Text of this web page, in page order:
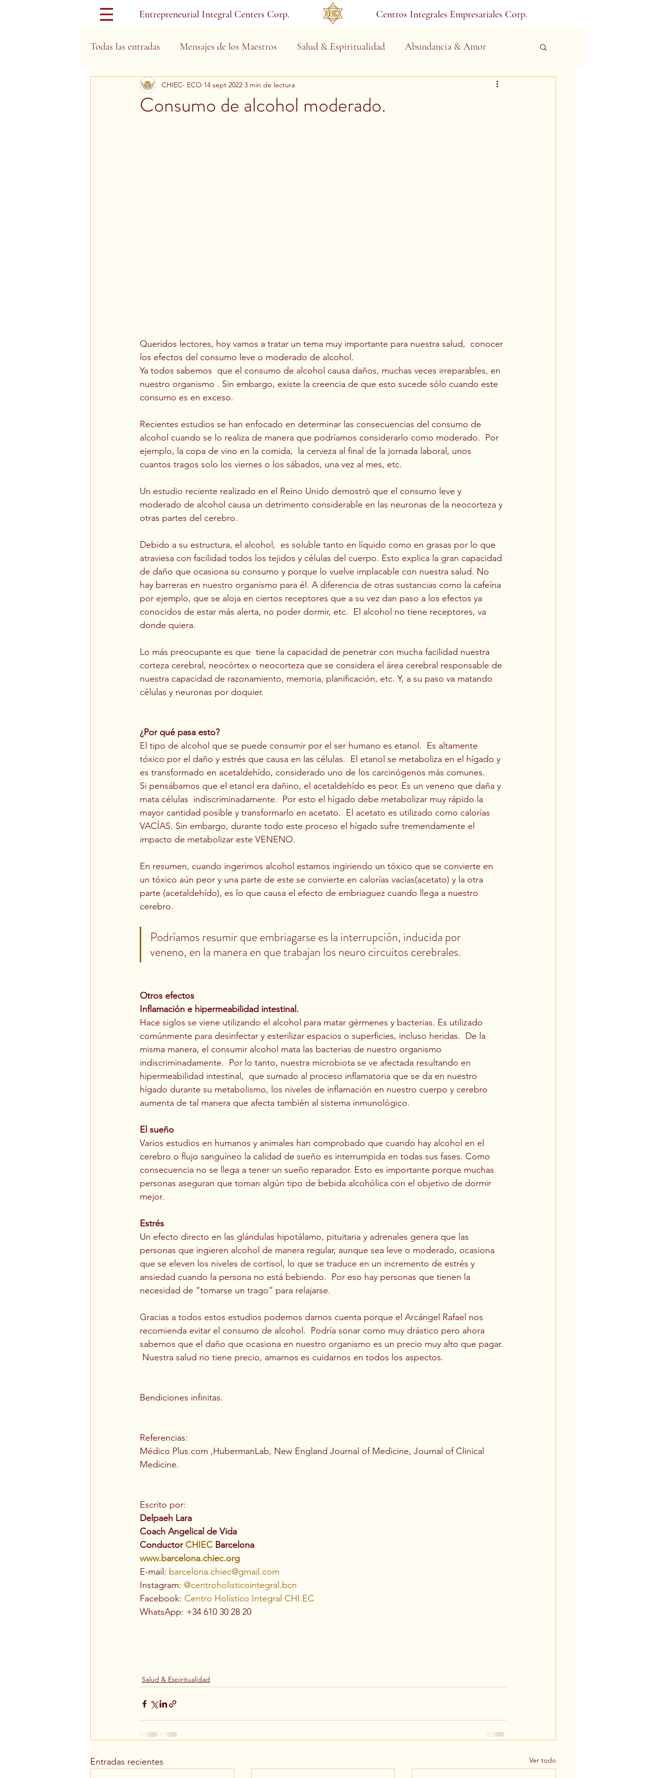
Entrepreneurial Integral Centers Corp. Centros Integrales Empresariales Corp.
Todas las entradas Mensajes de los Maestros Salud & Espiritualidad Abundancia & Amor
Días Festivos
Consumo de alcohol moderado.
CHIEC- ECO 14 sept 2022 3 min de lectura
Queridos lectores, hoy vamos a tratar un tema muy importante para nuestra salud,  conocer
los efectos del consumo leve o moderado de alcohol.
Ya todos sabemos  que el consumo de alcohol causa daños, muchas veces irreparables, en
nuestro organismo . Sin embargo, existe la creencia de que esto sucede sólo cuando este
consumo es en exceso.
Recientes estudios se han enfocado en determinar las consecuencias del consumo de
alcohol cuando se lo realiza de manera que podríamos considerarlo como moderado.  Por
ejemplo, la copa de vino en la comida,  la cerveza al final de la jornada laboral, unos
cuantos tragos solo los viernes o los sábados, una vez al mes, etc.
Un estudio reciente realizado en el Reino Unido demostró que el consumo leve y
moderado de alcohol causa un detrimento considerable en las neuronas de la neocorteza y
otras partes del cerebro.
Debido a su estructura, el alcohol,  es soluble tanto en líquido como en grasas por lo que
atraviesa con facilidad todos los tejidos y células del cuerpo. Esto explica la gran capacidad
de daño que ocasiona su consumo y porque lo vuelve implacable con nuestra salud. No
hay barreras en nuestro organismo para él. A diferencia de otras sustancias como la cafeína
por ejemplo, que se aloja en ciertos receptores que a su vez dan paso a los efectos ya
conocidos de estar más alerta, no poder dormir, etc.  El alcohol no tiene receptores, va
donde quiera.
Lo más preocupante es que  tiene la capacidad de penetrar con mucha facilidad nuestra
corteza cerebral, neocórtex o neocorteza que se considera el área cerebral responsable de
nuestra capacidad de razonamiento, memoria, planificación, etc. Y, a su paso va matando
células y neuronas por doquier.
¿Por qué pasa esto?
El tipo de alcohol que se puede consumir por el ser humano es etanol.  Es altamente
tóxico por el daño y estrés que causa en las células.  El etanol se metaboliza en el hígado y
es transformado en acetaldehído, considerado uno de los carcinógenos más comunes.
Si pensábamos que el etanol era dañino, el acetaldehído es peor. Es un veneno que daña y
mata células  indiscriminadamente.  Por esto el hígado debe metabolizar muy rápido la
mayor cantidad posible y transformarlo en acetato.  El acetato es utilizado como calorías
VACÍAS. Sin embargo, durante todo este proceso el hígado sufre tremendamente el
impacto de metabolizar este VENENO.
En resumen, cuando ingerimos alcohol estamos ingiriendo un tóxico que se convierte en
un tóxico aún peor y una parte de este se convierte en calorías vacías(acetato) y la otra
parte (acetaldehído), es lo que causa el efecto de embriaguez cuando llega a nuestro
cerebro.
Podríamos resumir que embriagarse es la interrupción, inducida por
veneno, en la manera en que trabajan los neuro circuitos cerebrales.
Otros efectos
Inflamación e hipermeabilidad intestinal.
Hace siglos se viene utilizando el alcohol para matar gérmenes y bacterias. Es utilizado
comúnmente para desinfectar y esterilizar espacios o superficies, incluso heridas.  De la
misma manera, el consumir alcohol mata las bacterias de nuestro organismo
indiscriminadamente.  Por lo tanto, nuestra microbiota se ve afectada resultando en
hipermeabilidad intestinal,  que sumado al proceso inflamatoria que se da en nuestro
hígado durante su metabolismo, los niveles de inflamación en nuestro cuerpo y cerebro
aumenta de tal manera que afecta también al sistema inmunológico.
El sueño
Varios estudios en humanos y animales han comprobado que cuando hay alcohol en el
cerebro o flujo sanguíneo la calidad de sueño es interrumpida en todas sus fases. Como
consecuencia no se llega a tener un sueño reparador. Esto es importante porque muchas
personas aseguran que toman algún tipo de bebida alcohólica con el objetivo de dormir
mejor.
Estrés
Un efecto directo en las glándulas hipotálamo, pituitaria y adrenales genera que las
personas que ingieren alcohol de manera regular, aunque sea leve o moderado, ocasiona
que se eleven los niveles de cortisol, lo que se traduce en un incremento de estrés y
ansiedad cuando la persona no está bebiendo.  Por eso hay personas que tienen la
necesidad de “tomarse un trago” para relajarse.
Gracias a todos estos estudios podemos darnos cuenta porque el Arcángel Rafael nos
recomienda evitar el consumo de alcohol.  Podría sonar como muy drástico pero ahora
sabemos que el daño que ocasiona en nuestro organismo es un precio muy alto que pagar.
Nuestra salud no tiene precio, amarnos es cuidarnos en todos los aspectos.
Bendiciones infinitas.
Referencias:
Médico Plus.com ,HubermanLab, New England Journal of Medicine, Journal of Clinical
Medicine.
Escrito por:
Delpaeh Lara
Coach Angelical de Vida
Conductor CHIEC Barcelona
www.barcelona.chiec.org
E-mail: barcelona.chiec@gmail.com
Instagram: @centroholisticointegral.bcn
Facebook: Centro Holístico Integral CHI.EC
WhatsApp: +34 610 30 28 20
Salud & Espiritualidad
Entradas recientes Ver todo